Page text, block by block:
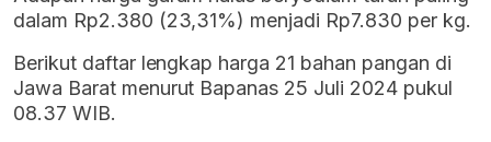
dalam Rp2.380 (23,31%) menjadi Rp7.830 per kg.
Berikut daftar lengkap harga 21 bahan pangan di
Jawa Barat menurut Bapanas 25 Juli 2024 pukul
08.37 WIB.